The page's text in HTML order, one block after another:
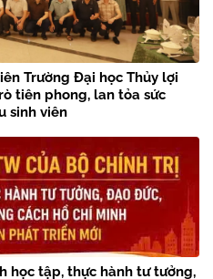
Trường Đại học Thủy lợi
tiên phong, lan tỏa sức
sinh viên
học tập, thực hành tư tưởng,